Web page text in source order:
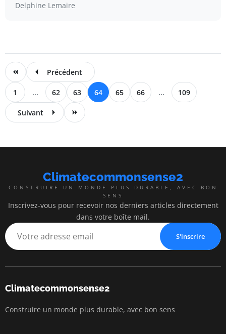
Delphine Lemaire
Précédent
1 ... 62 63 64 65 66 ... 109
Suivant
Climatecommonsense2
CONSTRUIRE UN MONDE PLUS DURABLE, AVEC BON
SENS
Inscrivez-vous pour recevoir nos derniers articles directement
dans votre boîte mail.
S'inscrire
Climatecommonsense2
Construire un monde plus durable, avec bon sens